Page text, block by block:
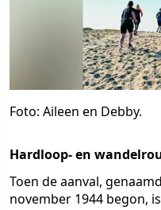
Foto: Aileen en Debby.
Hardloop- en
Toen de aanval,
november 1944 begon,